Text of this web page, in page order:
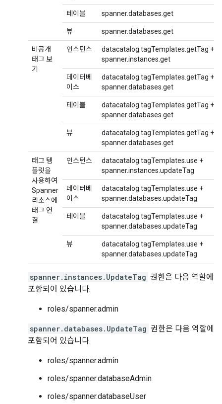
테이블 spanner.databases.get
뷰 spanner.databases.get
비공개
태그 보
기
인스턴스
datacatalog.tagTemplates.getTag +
spanner.instances.get
데이터베
이스
datacatalog.tagTemplates.getTag +
spanner.databases.get
테이블
datacatalog.tagTemplates.getTag +
spanner.databases.get
뷰
datacatalog.tagTemplates.getTag +
spanner.databases.get
태그 템
플릿을
사용하여
Spanner
리소스에
태그 연
결
인스턴스
datacatalog.tagTemplates.use +
spanner.instances.updateTag
데이터베
이스
datacatalog.tagTemplates.use +
spanner.databases.updateTag
테이블
datacatalog.tagTemplates.use +
spanner.databases.updateTag
뷰
datacatalog.tagTemplates.use +
spanner.databases.updateTag
spanner.instances.UpdateTag 권한은 다음 역할에
포함되어 있습니다.
roles/spanner.admin
spanner.databases.UpdateTag 권한은 다음 역할에
포함되어 있습니다.
roles/spanner.admin
roles/spanner.databaseAdmin
roles/spanner.databaseUser